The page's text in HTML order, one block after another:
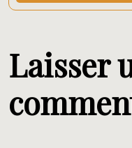
Laisser